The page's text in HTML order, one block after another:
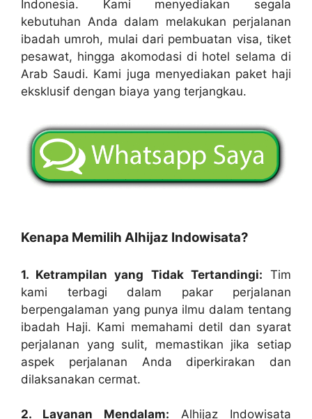
Indonesia. Kami menyediakan segala
kebutuhan Anda dalam melakukan perjalanan
ibadah umroh, mulai dari pembuatan visa, tiket
pesawat, hingga akomodasi di hotel selama di
Arab Saudi. Kami juga menyediakan paket haji
eksklusif dengan biaya yang terjangkau.
Kenapa Memilih Alhijaz Indowisata?
1. Ketrampilan yang Tidak Tertandingi: Tim
kami terbagi dalam pakar perjalanan
berpengalaman yang punya ilmu dalam tentang
ibadah Haji. Kami memahami detil dan syarat
perjalanan yang sulit, memastikan jika setiap
aspek perjalanan Anda diperkirakan dan
dilaksanakan cermat.
2. Layanan Mendalam: Alhijaz Indowisata